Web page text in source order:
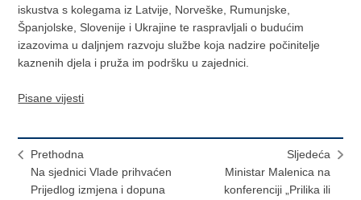
iskustva s kolegama iz Latvije, Norveške, Rumunjske,
Španjolske, Slovenije i Ukrajine te raspravljali o budućim
izazovima u daljnjem razvoju službe koja nadzire počinitelje
kaznenih djela i pruža im podršku u zajednici.
Pisane vijesti
Prethodna
Na sjednici Vlade prihvaćen
Prijedlog izmjena i dopuna
Sljedeća
Ministar Malenica na
konferenciji „Prilika ili